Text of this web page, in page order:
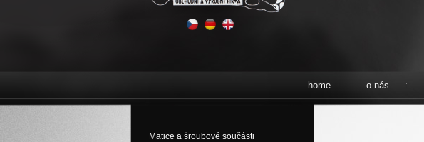
home o nás
Matice a šroubové součásti